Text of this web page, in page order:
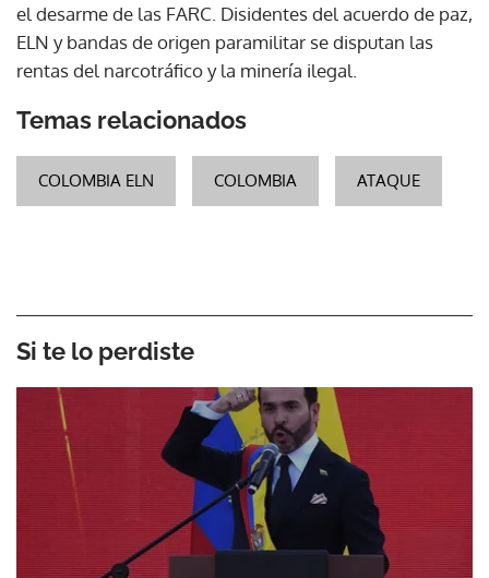
el desarme de las FARC. Disidentes del acuerdo de paz,
ELN y bandas de origen paramilitar se disputan las
rentas del narcotráfico y la minería ilegal.
Temas relacionados
COLOMBIA ELN COLOMBIA ATAQUE
Si te lo perdiste